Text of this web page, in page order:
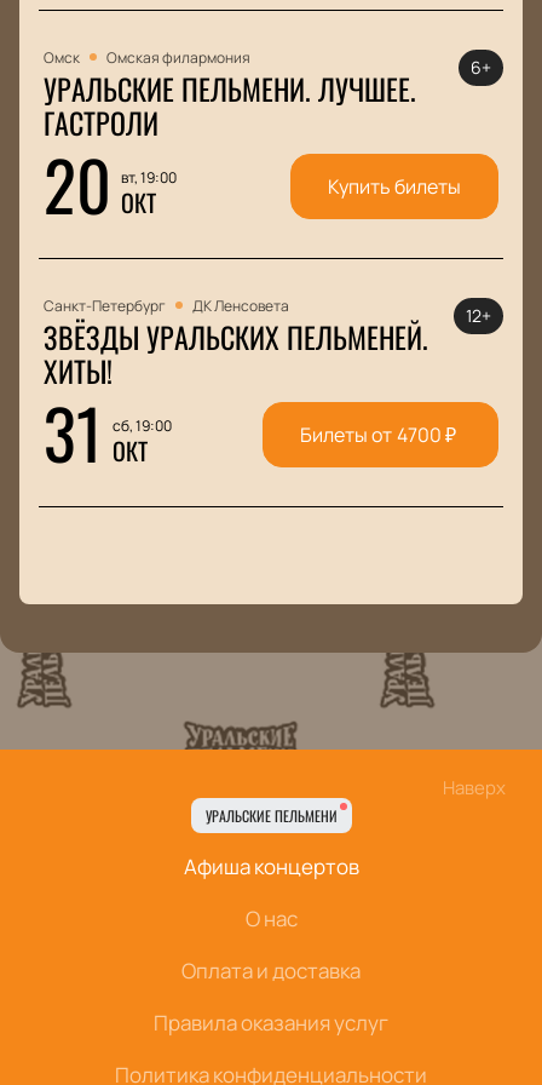
Омск Омская филармония
УРАЛЬСКИЕ ПЕЛЬМЕНИ. ЛУЧШЕЕ.
ГАСТРОЛИ
20 вт, 19:00
ОКТ
6+
Купить билеты
Санкт-Петербург ДК Ленсовета
ЗВЁЗДЫ УРАЛЬСКИХ ПЕЛЬМЕНЕЙ.
ХИТЫ!
31 сб, 19:00
ОКТ
12+
Билеты от4700₽
Наверх
УРАЛЬСКИЕ ПЕЛЬМЕНИ
Афиша концертов
О нас
Оплата и доставка
Правила оказания услуг
Политика конфиденциальности